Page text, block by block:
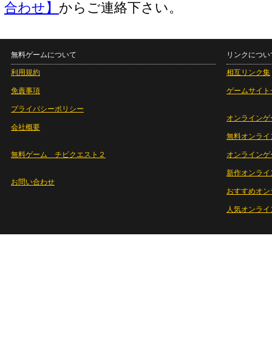
合わせ】 からご連絡下さい。
無料ゲームについて
利用規約
免責事項
プライバシーポリシー
会社概要
無料ゲーム チビクエスト２
お問い合わせ
リンクについ
相互リンク集
ゲームサイト
オンラインゲ
無料オンライ
オンライン
新作オンライ
おすすめオ
人気オンラ